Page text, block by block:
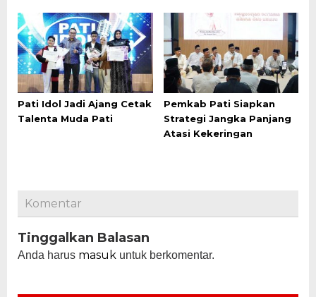
Pati Idol Jadi Ajang Cetak
Talenta Muda Pati
Pemkab Pati Siapkan
Strategi Jangka Panjang
Atasi Kekeringan
Komentar
Tinggalkan Balasan
Anda harus masuk untuk berkomentar.